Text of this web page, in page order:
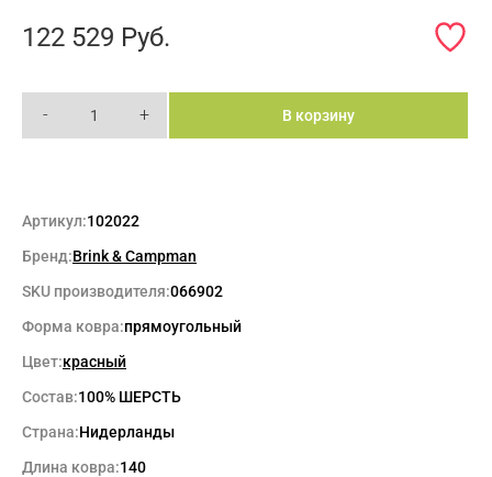
122 529 Руб.
- + В корзину
Артикул:102022
Бренд:Brink & Campman
SKU производителя:066902
Форма ковра:прямоугольный
Цвет:красный
Состав:100% ШЕРСТЬ
Страна:Нидерланды
Длина ковра:140